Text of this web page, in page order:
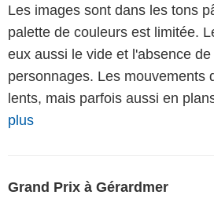
Les images sont dans les tons
palette de couleurs est limitée.
eux aussi le vide et l'absence
personnages. Les mouvements
lents, mais parfois aussi en
plus
Grand Prix à Gérardmer